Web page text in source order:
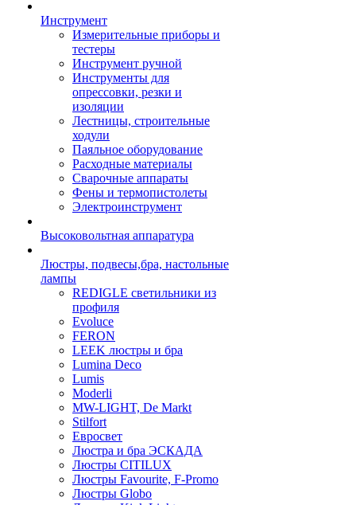
Инструмент
Измерительные приборы и
тестеры
Инструмент ручной
Инструменты для
опрессовки, резки и
изоляции
Лестницы, строительные
ходули
Паяльное оборудование
Расходные материалы
Сварочные аппараты
Фены и термопистолеты
Электроинструмент
Высоковольтная аппаратура
Люстры, подвесы,бра, настольные
лампы
REDIGLE светильники из
профиля
Evoluce
FERON
LEEK люстры и бра
Lumina Deco
Lumis
Moderli
MW-LIGHT, De Markt
Stilfort
Евросвет
Люстра и бра ЭСКАДА
Люстры CITILUX
Люстры Favourite, F-Promo
Люстры Globo